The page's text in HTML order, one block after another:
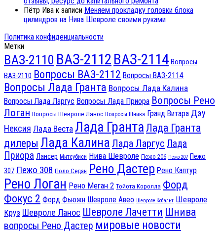
Пётр Ива к записи Меняем прокладку головки блока
цилиндров на Нива Шевроле своими руками
Политика конфиденциальности
Метки
ВАЗ-2110 ВАЗ-2112 ВАЗ-2114 Вопросы
ВАЗ-2110 Вопросы ВАЗ-2112 Вопросы ВАЗ-2114
Вопросы Лада Гранта Вопросы Лада Калина
Вопросы Лада Ларгус Вопросы Лада Приора Вопросы Рено
Логан Вопросы Шевроле Ланос Вопросы Шнива Гранд Витара Дэу
Нексия Лада Веста Лада Гранта Лада Гранта
дилеры Лада Калина Лада Ларгус Лада
Приора Лансер Митсубиси Нива Шевроле Пежо 206 Пежо 207 Пежо
307 Пежо 308 Поло Седан Рено Дастер Рено Каптур
Рено Логан Рено Меган 2 Тойота Королла Форд
Фокус 2 Форд Фьюжн Шевроле Авео Шевроле Кобальт Шевроле
Круз Шевроле Ланос Шевроле Лачетти Шнива
вопросы Рено Дастер мировые новости